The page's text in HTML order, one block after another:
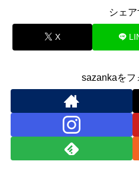
シェア
X
sazankaをフ